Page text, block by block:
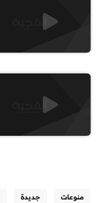
منوعات جديدة